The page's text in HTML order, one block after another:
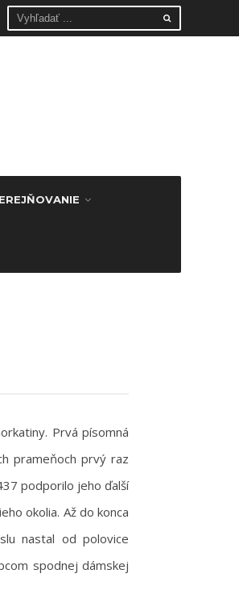
Prvá písomná
prameňoch prvý raz
podporilo jeho ďalší
okolia. Až do konca
nastal od polovice
spodnej dámskej